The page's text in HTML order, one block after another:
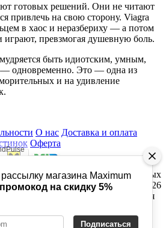
готовых решений. Они не читают
привлечь на свою сторону. Viagra
в хаос и неразбериху — а потом
играют, превзмогая душевную боль.
быть идиотским, умным,
одновременно. Это — одна из
и на удивление
О нас Доставка и оплата
Оферта
VINYL - Магазин виниловых
пластинок © 2026
магазина Maximum
промокод на скидку 5%
Подписаться
и аналогичные технологии для
и анализа действий
улучшения работы сервиса.